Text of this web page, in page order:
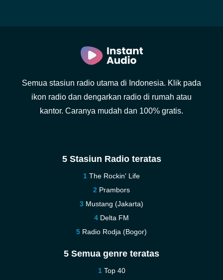
Semua stasiun radio utama di Indonesia. Klik pada
ikon radio dan dengarkan radio di rumah atau
kantor. Caranya mudah dan 100% gratis.
5 Stasiun Radio teratas
The Rockin' Life
Prambors
Mustang (Jakarta)
Delta FM
Radio Rodja (Bogor)
5 Semua genre teratas
Top 40